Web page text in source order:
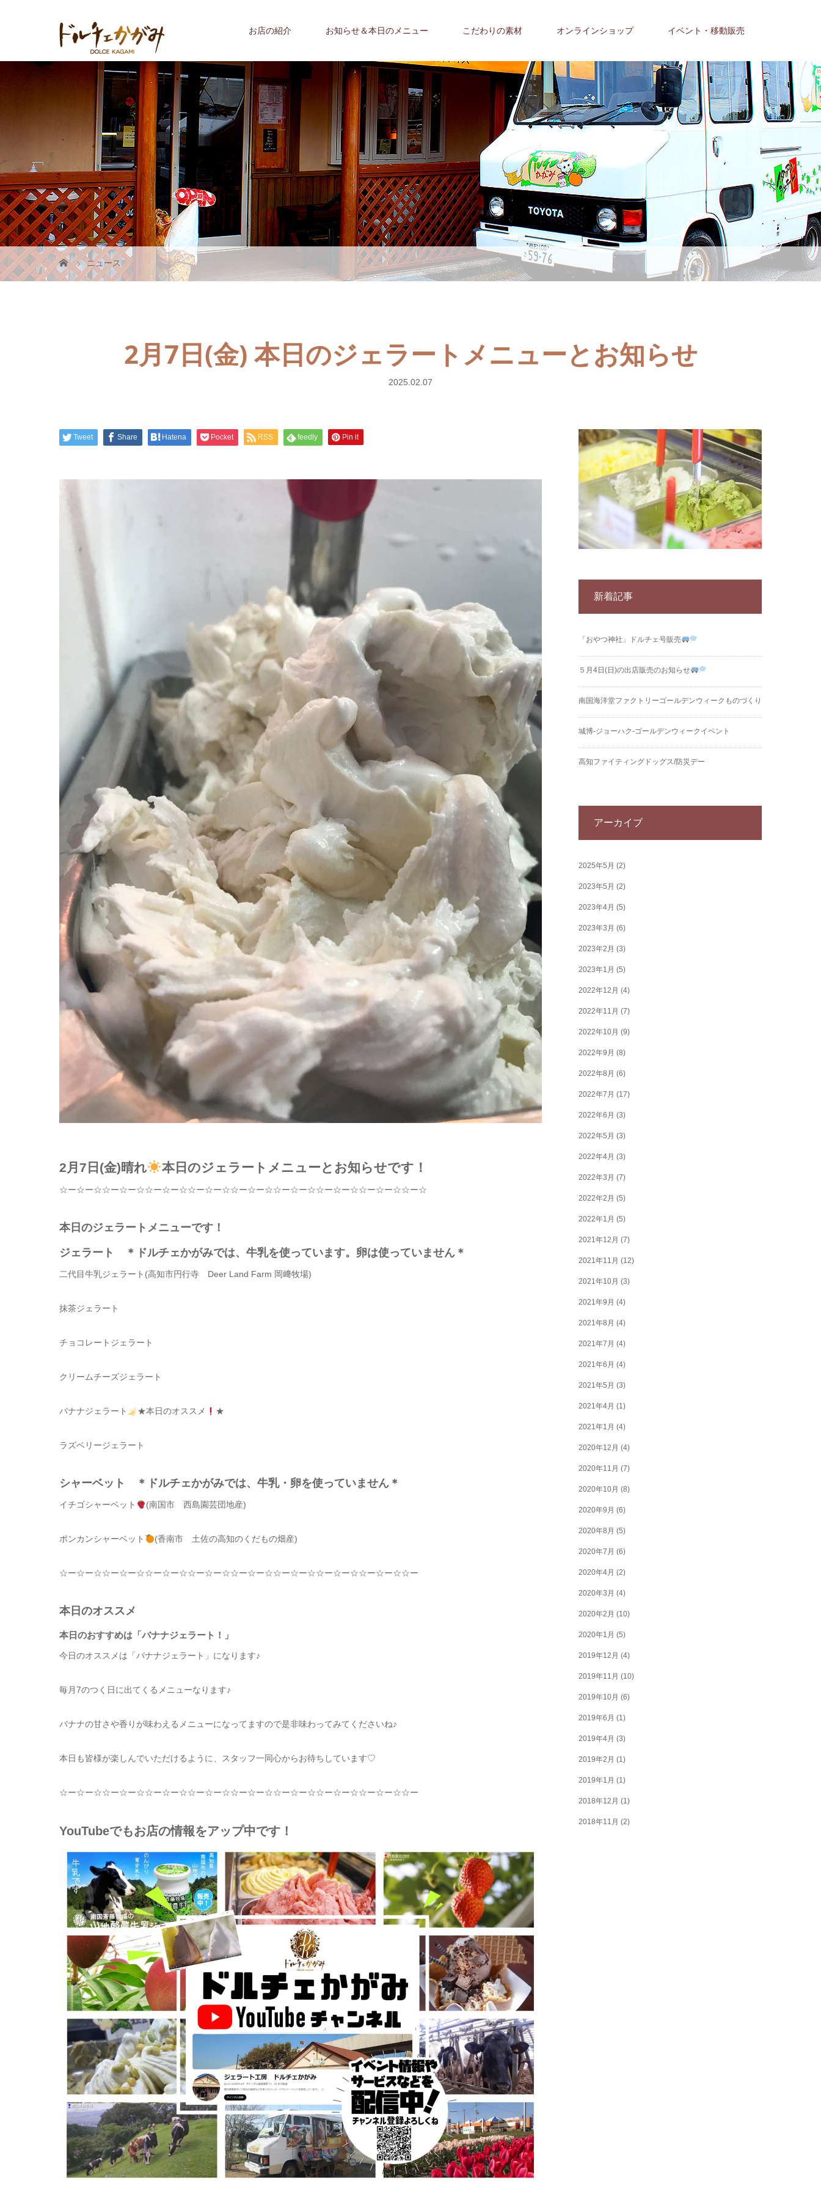
お店の紹介 お知らせ＆本日のメニュー こだわりの素材 オンラインショップ イベント・移動販売
ニュース
2月7日(金) 本日のジェラートメニューとお知らせ
2025.02.07
Tweet Share Hatena Pocket RSS feedly Pin it
2月7日(金)晴れ 本日のジェラートメニューとお知らせです！
☆ー☆ー☆☆ー☆ー☆☆ー☆ー☆☆ー☆ー☆☆ー☆ー☆☆ー☆ー☆☆ー☆ー☆☆ー☆ー☆☆ー☆
本日のジェラートメニューです！
ジェラート ＊ドルチェかがみでは、牛乳を使っています。卵は使っていません＊
二代目牛乳ジェラート (高知市円行寺 Deer Land Farm 岡﨑牧場)
抹茶ジェラート
チョコレート ジェラート
クリームチーズジェラート
バナナジェラート ★本日のオススメ ★
ラズベリージェラート
シャーベット ＊ドルチェかがみでは、牛乳・卵を使っていません＊
イチゴシャーベット (南国市 西島園芸団地産)
ポンカンシャーベット (香南市 土佐の高知のくだもの畑産)
☆ー☆ー☆☆ー☆ー☆☆ー☆ー☆☆ー☆ー☆☆ー☆ー☆☆ー☆ー☆☆ー☆ー☆☆ー☆ー☆☆ー
本日のオススメ
本日のおすすめは「バナナジェラート！」
今日のオススメは「バナナジェラート」になります♪
毎月7のつく日に出てくるメニューなります♪
バナナの甘さや香りが味わえるメニューになってますので是非味わってみてくださいね♪
本日も皆様が楽しんでいただけるように、スタッフ一同心からお待ちしています♡
☆ー☆ー☆☆ー☆ー☆☆ー☆ー☆☆ー☆ー☆☆ー☆ー☆☆ー☆ー☆☆ー☆ー☆☆ー☆ー☆☆ー
YouTubeでもお店の情報をアップ中です！
新着記事
「おやつ神社」ドルチェ号販売
５月4日(日)の出店販売のお知らせ
南国海洋堂ファクトリーゴールデンウィークものづくり
城博‐ジョーハク‐ゴールデンウィークイベント
高知ファイティングドッグス/防災デー
アーカイブ
2025年5月 (2)
2023年5月 (2)
2023年4月 (5)
2023年3月 (6)
2023年2月 (3)
2023年1月 (5)
2022年12月 (4)
2022年11月 (7)
2022年10月 (9)
2022年9月 (8)
2022年8月 (6)
2022年7月 (17)
2022年6月 (3)
2022年5月 (3)
2022年4月 (3)
2022年3月 (7)
2022年2月 (5)
2022年1月 (5)
2021年12月 (7)
2021年11月 (12)
2021年10月 (3)
2021年9月 (4)
2021年8月 (4)
2021年7月 (4)
2021年6月 (4)
2021年5月 (3)
2021年4月 (1)
2021年1月 (4)
2020年12月 (4)
2020年11月 (7)
2020年10月 (8)
2020年9月 (6)
2020年8月 (5)
2020年7月 (6)
2020年4月 (2)
2020年3月 (4)
2020年2月 (10)
2020年1月 (5)
2019年12月 (4)
2019年11月 (10)
2019年10月 (6)
2019年6月 (1)
2019年4月 (3)
2019年2月 (1)
2019年1月 (1)
2018年12月 (1)
2018年11月 (2)